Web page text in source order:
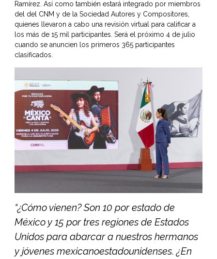
Ramírez. Así como también estará integrado por miembros
del del CNM y de la Sociedad Autores y Compositores,
quienes llevaron a cabo una revisión virtual para calificar a
los más de 15 mil participantes. Será el próximo 4 de julio
cuando se anuncien los primeros 365 participantes
clasificados.
“¿Cómo vienen? Son 10 por estado de
México y 15 por tres regiones de Estados
Unidos para abarcar a nuestros hermanos
y jóvenes mexicanoestadounidenses. ¿En